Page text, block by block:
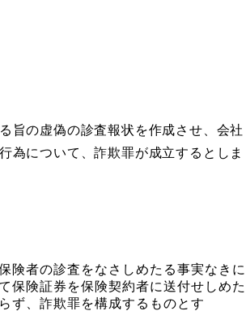
旨の虚偽の診査報状を作成させ、会社
為について、詐欺罪が成立するとしま
険者の診査をなさしめたる事実なきに
保険証券を保険契約者に送付せしめた
ず、詐欺罪を構成するものとす